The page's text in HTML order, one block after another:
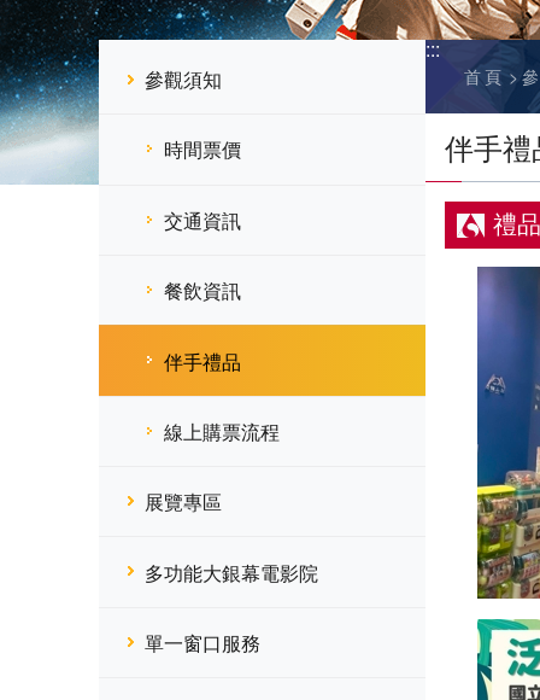
參觀須知
時間票價
交通資訊
餐飲資訊
伴手禮品
線上購票流程
展覽專區
多功能大銀幕電影院
單一窗口服務
:::
首頁
伴手禮
禮